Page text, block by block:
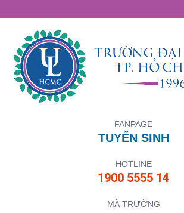
FANPAGE
TUYỂN SINH
HOTLINE
1900 5555 14
MÃ TRƯỜNG